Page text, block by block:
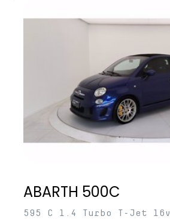
ABARTH 500C
595 C 1.4 Turbo T-Jet 16v